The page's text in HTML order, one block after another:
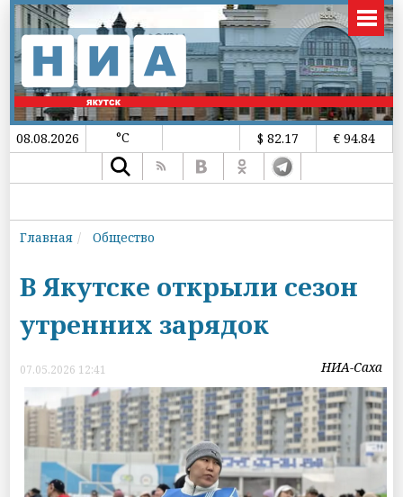
08.08.2026 °C $ 82.17 € 94.84
Главная Общество
В Якутске открыли сезон
утренних зарядок
07.05.2026 12:41 НИА-Саха